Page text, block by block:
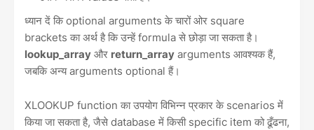
ध्यान दें कि optional arguments के चारों ओर square
brackets का अर्थ है कि उन्हें formula से छोड़ा जा सकता है।
lookup_array और return_array arguments आवश्यक हैं,
जबकि अन्य arguments optional हैं।
XLOOKUP function का उपयोग विभिन्न प्रकार के scenarios में
किया जा सकता है, जैसे database में किसी specific item को ढूँढना,